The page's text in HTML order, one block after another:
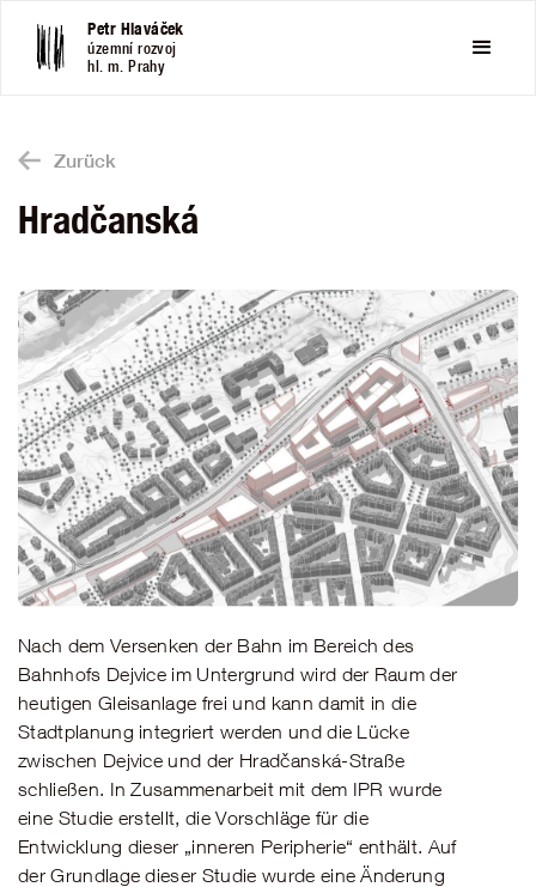
Petr Hlaváček
územní rozvoj
hl. m. Prahy
Zurück
Hradčanská
Nach dem Versenken der Bahn im Bereich des
Bahnhofs Dejvice im Untergrund wird der Raum der
heutigen Gleisanlage frei und kann damit in die
Stadtplanung integriert werden und die Lücke
zwischen Dejvice und der Hradčanská-Straße
schließen. In Zusammenarbeit mit dem IPR wurde
eine Studie erstellt, die Vorschläge für die
Entwicklung dieser „inneren Peripherie“ enthält. Auf
der Grundlage dieser Studie wurde eine Änderung